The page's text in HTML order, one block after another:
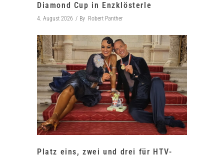
Diamond Cup in Enzklösterle
4. August 2026 By Robert Panther
Platz eins, zwei und drei für HTV-